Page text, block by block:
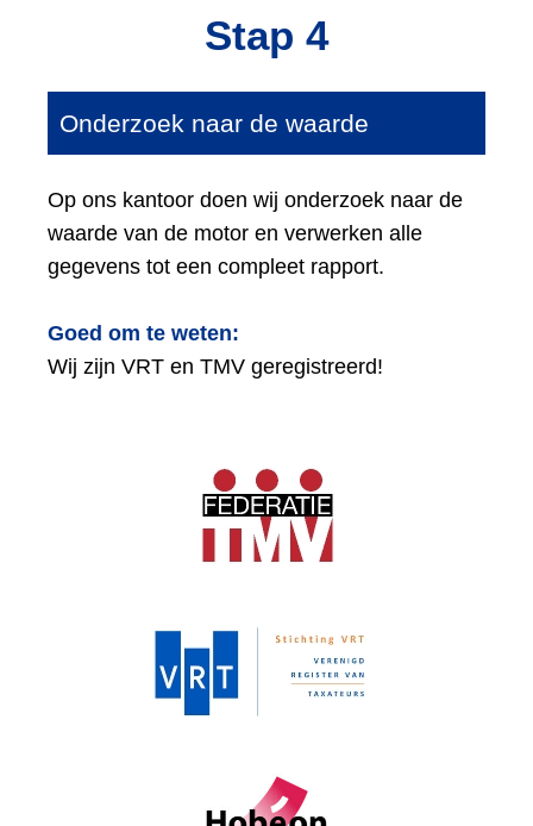
Stap 4
Onderzoek naar de waarde
Op ons kantoor doen wij onderzoek naar de
waarde van de motor en verwerken alle
gegevens tot een compleet rapport.
Goed om te weten:
Wij zijn VRT en TMV geregistreerd!